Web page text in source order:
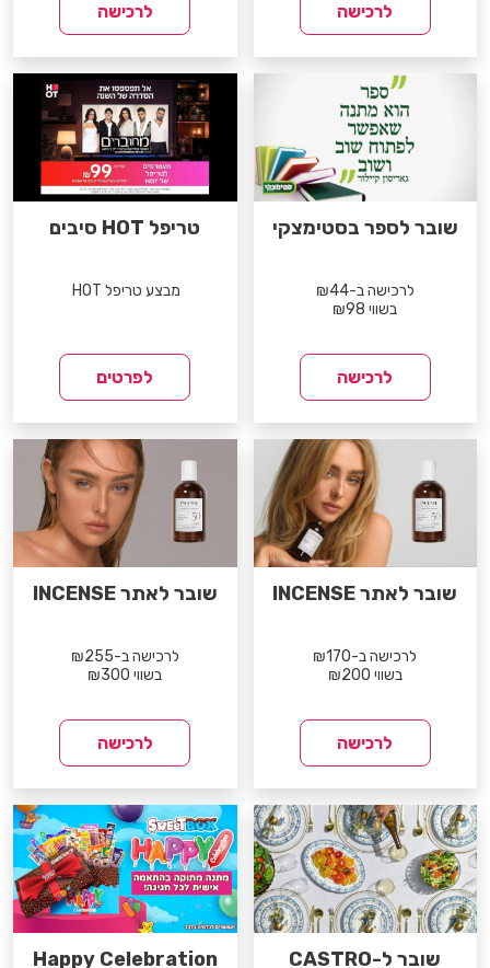
לרכישה לרכישה
שובר לספר בסטימצקי
לרכישה ב-₪44
בשווי ₪98
לרכישה
טריפל HOT סיבים
מבצע טריפל HOT
לפרטים
שובר לאתר INCENSE
לרכישה ב-₪170
בשווי ₪200
לרכישה
שובר לאתר INCENSE
לרכישה ב-₪255
בשווי ₪300
לרכישה
שובר ל-CASTRO
Happy Celebration